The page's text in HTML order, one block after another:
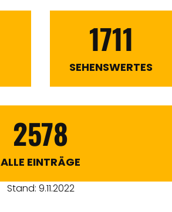
1711
SEHENSWERTES
2578
ALLE EINTRÄGE
Stand: 9.11.2022